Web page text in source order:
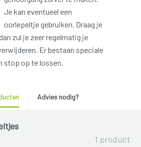
Je kan eventueel een
oorlepeltje gebruiken. Draag je
zul je zeer regelmatig je
Er bestaan speciale
stop op te lossen.
Advies nodig?
1 product